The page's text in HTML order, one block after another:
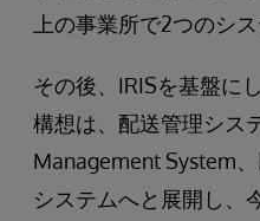
上の事業所で2つのシ
その後、IRISを基盤に
構想は、配送管理シス
Management System
システムへと展開し、